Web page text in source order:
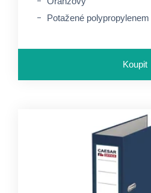
Potažené polypropylenem
Koupit